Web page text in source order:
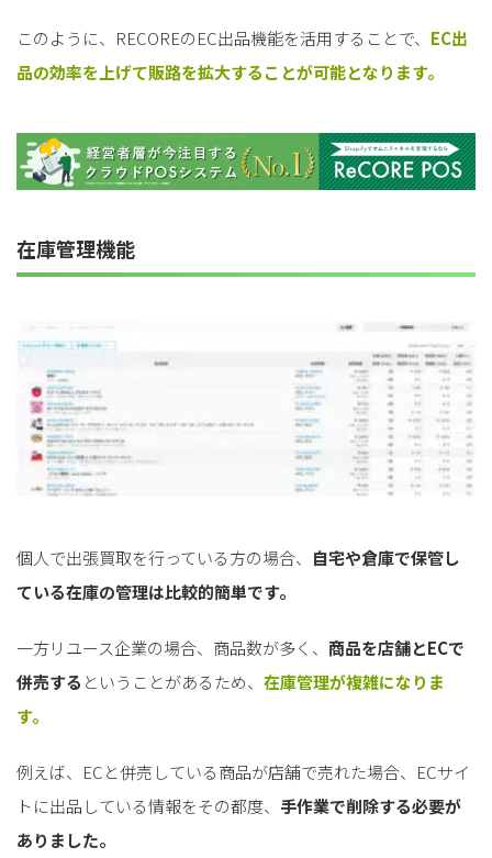
このように、RECOREのEC出品機能を活用することで、 EC出
品の効率を上げて販路を拡大することが可能となります。
在庫管理機能
個人で出張買取を行っている方の場合、
自宅や倉庫で保管し
ている在庫の管理は比較的簡単です。
一方リユース企業の場合、商品数が多く、 商品を店舗とECで
併売する ということがあるため、 在庫管理が複雑になりま
す。
例えば、ECと併売している商品が店舗で売れた場合、ECサイ
トに出品している情報をその都度、 手作業で削除する必要が
ありました。